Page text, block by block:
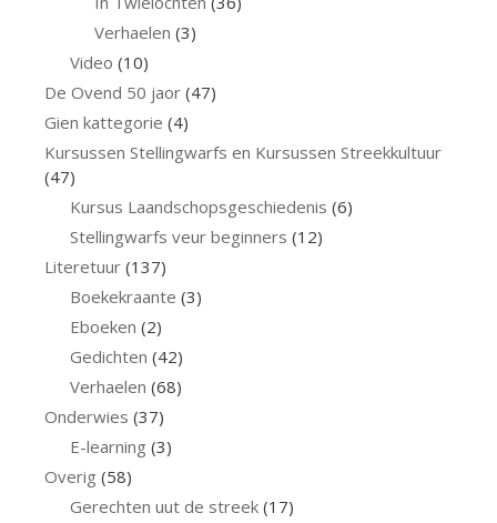
Verhaelen (3)
Video (10)
De Ovend 50 jaor (47)
Gien kattegorie (4)
Kursussen Stellingwarfs en Kursussen Streekkultuur
(47)
Kursus Laandschopsgeschiedenis (6)
Stellingwarfs veur beginners (12)
Literetuur (137)
Boekekraante (3)
Eboeken (2)
Gedichten (42)
Verhaelen (68)
Onderwies (37)
E-learning (3)
Overig (58)
Gerechten uut de streek(17)